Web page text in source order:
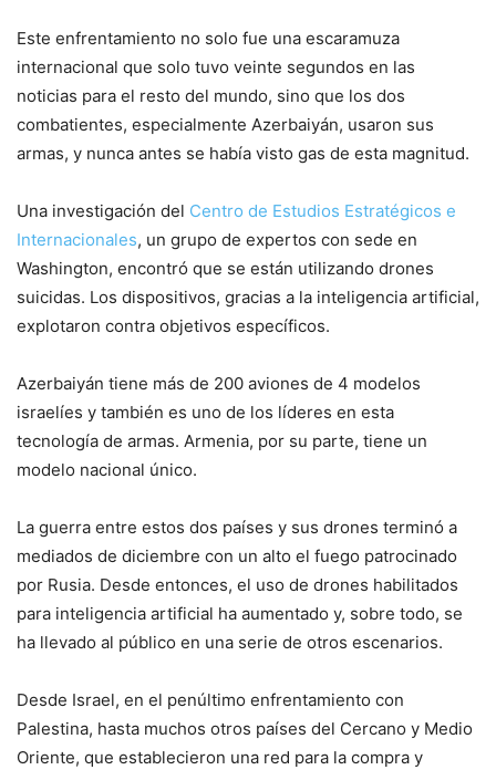
Este enfrentamiento no solo fue una escaramuza
internacional que solo tuvo veinte segundos en las
noticias para el resto del mundo, sino que los dos
combatientes, especialmente Azerbaiyán, usaron sus
armas, y nunca antes se había visto gas de esta magnitud.
Una investigación del Centro de Estudios Estratégicos e
Internacionales, un grupo de expertos con sede en
Washington, encontró que se están utilizando drones
suicidas. Los dispositivos, gracias a la inteligencia artificial,
explotaron contra objetivos específicos.
Azerbaiyán tiene más de 200 aviones de 4 modelos
israelíes y también es uno de los líderes en esta
tecnología de armas. Armenia, por su parte, tiene un
modelo nacional único.
La guerra entre estos dos países y sus drones terminó a
mediados de diciembre con un alto el fuego patrocinado
por Rusia. Desde entonces, el uso de drones habilitados
para inteligencia artificial ha aumentado y, sobre todo, se
ha llevado al público en una serie de otros escenarios.
Desde Israel, en el penúltimo enfrentamiento con
Palestina, hasta muchos otros países del Cercano y Medio
Oriente, que establecieron una red para la compra y